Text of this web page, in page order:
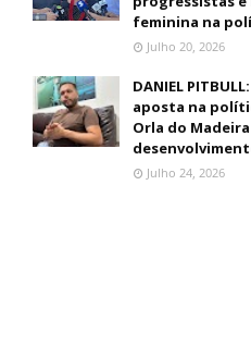
feminina na
Julho 20, 2026
DANIEL
aposta na
Orla do
Julho 24, 2026